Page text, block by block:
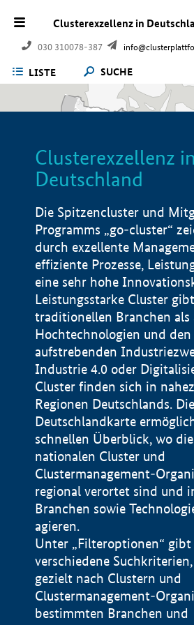
Clusterexzellenz in
030 310078-387
LISTE SUCHE
Clusterexzellenz in
Deutschland
Die Spitzencluster und
Programms „go-cluster“
durch exzellente
effiziente Prozesse,
eine sehr hohe
Leistungsstarke Cluster
traditionellen Branchen als
Hochtechnologien und den
aufstrebenden
Industrie 4.0 oder
Cluster finden sich in
Regionen Deutschlands. Die
Deutschlandkarte
schnellen Überblick, wo
nationalen Cluster und
Clustermanagement-
regional verortet sind und
Branchen sowie
agieren.
Unter „Filteroptionen“ gibt
verschiedene Suchkriterien,
gezielt nach Clustern und
Clustermanagement-
bestimmten Branchen und
Impressum
Datenschutzerklärung
BMWE, 2026 ©
100 km © Geobasis-DE / BKG 2015